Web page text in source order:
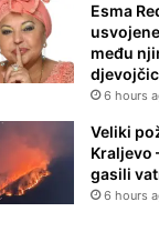
Esma
među
6 hours
Veliki
Kraljevo
gasili
6 hours